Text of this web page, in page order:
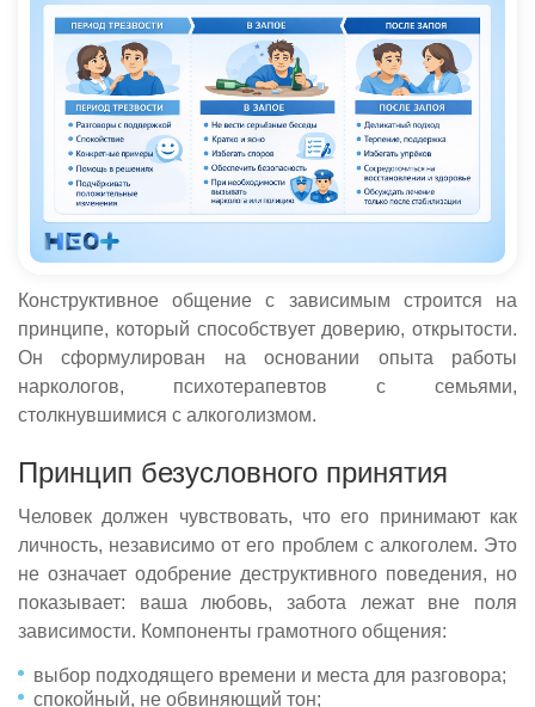
Конструктивное общение с зависимым строится на
принципе, который способствует доверию, открытости.
Он сформулирован на основании опыта работы
наркологов, психотерапевтов с семьями,
столкнувшимися с алкоголизмом.
Принцип безусловного принятия
Человек должен чувствовать, что его принимают как
личность, независимо от его проблем с алкоголем. Это
не означает одобрение деструктивного поведения, но
показывает: ваша любовь, забота лежат вне поля
зависимости. Компоненты грамотного общения:
выбор подходящего времени и места для разговора;
спокойный, не обвиняющий тон;